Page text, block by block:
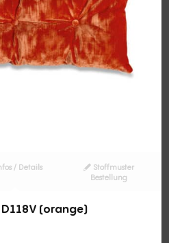
/ Details
Stoffmuster
Bestellung
D118V (orange)